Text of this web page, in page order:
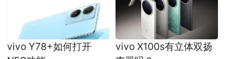
vivo Y78+如何打开
vivo X100s有立体双扬